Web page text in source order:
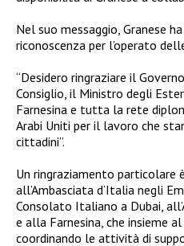
Nel suo messaggio, Granese
riconoscenza per l’operato
“Desidero ringraziare il
Consiglio, il Ministro degli
Farnesina e tutta la rete
Arabi Uniti per il lavoro che
cittadini”.
Un ringraziamento
all’Ambasciata d’Italia negli
Consolato Italiano a Dubai,
e alla Farnesina, che insieme
coordinando le attività di